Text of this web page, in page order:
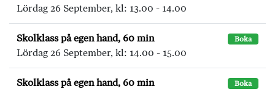
Lördag 26 September, kl: 13.00 - 14.00
Skolklass på egen hand, 60 min Boka
Lördag 26 September, kl: 14.00 - 15.00
Skolklass på egen hand, 60 min Boka